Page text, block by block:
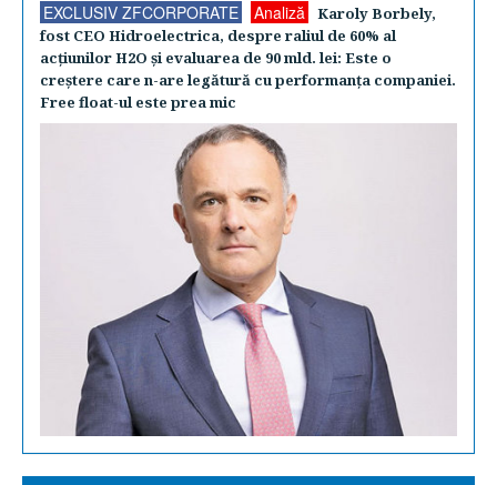
EXCLUSIV ZFCORPORATE Analiză
Karoly Borbely,
fost CEO Hidroelectrica, despre raliul de 60% al
acţiunilor H2O şi evaluarea de 90 mld. lei: Este o
creştere care n-are legătură cu performanţa companiei.
Free float-ul este prea mic